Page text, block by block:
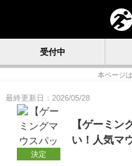
受付中
本ページ
最終更新日：2026/05/28
決定
【ゲーミン
い！人気マ